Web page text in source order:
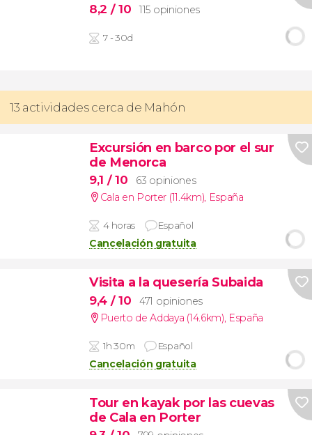
8,2 / 10 115 opiniones
7 - 30d
13 actividades cerca de Mahón
Excursión en barco por el sur
de Menorca
9,1 / 10
63 opiniones
Cala en Porter (11.4km), España
4 horas Español
Cancelación gratuita
Visita a la quesería Subaida
9,4 / 10
471 opiniones
Puerto de Addaya (14.6km), España
1h 30m Español
Cancelación gratuita
Tour en kayak por las cuevas
de Cala en Porter